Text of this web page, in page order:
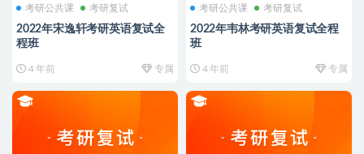
考研公共课 考研复试
2022年宋逸轩考研英语复试全
程班
4 年前 专属
考研公共课 考研复试
2022年韦林考研英语复试全程
班
4 年前 专属